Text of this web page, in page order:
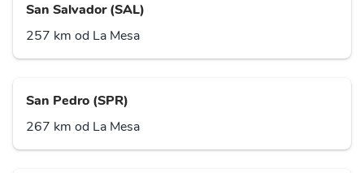
San Salvador (SAL)
257 km od La Mesa
San Pedro (SPR)
267 km od La Mesa